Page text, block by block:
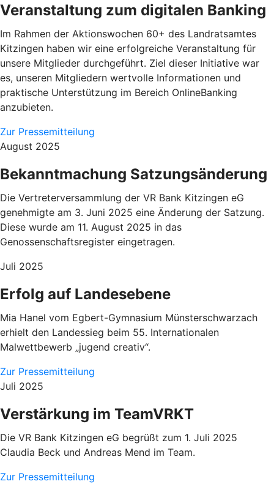
Veranstaltung zum digitalen Banking
Im Rahmen der Aktionswochen 60+ des Landratsamtes
Kitzingen haben wir eine erfolgreiche Veranstaltung für
unsere Mitglieder durchgeführt. Ziel dieser Initiative war
es, unseren Mitgliedern wertvolle Informationen und
praktische Unterstützung im Bereich OnlineBanking
anzubieten.
Zur Pressemitteilung
August 2025
Bekanntmachung Satzungsänderung
Die Vertreterversammlung der VR Bank Kitzingen eG
genehmigte am 3. Juni 2025 eine Änderung der Satzung.
Diese wurde am 11. August 2025 in das
Genossenschaftsregister eingetragen.
Juli 2025
Erfolg auf Landesebene
Mia Hanel vom Egbert-Gymnasium Münsterschwarzach
erhielt den Landessieg beim 55. Internationalen
Malwettbewerb „jugend creativ“.
Zur Pressemitteilung
Juli 2025
Verstärkung im TeamVRKT
Die VR Bank Kitzingen eG begrüßt zum 1. Juli 2025
Claudia Beck und Andreas Mend im Team.
Zur Pressemitteilung